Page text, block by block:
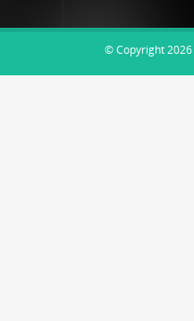
© Copyright 2026